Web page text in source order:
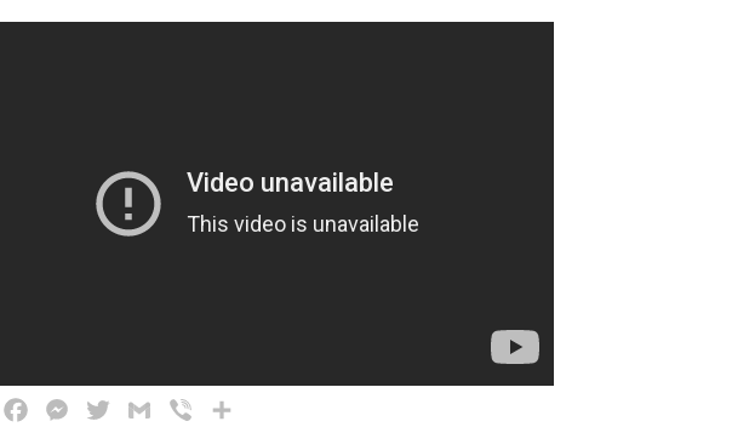
Copy
FacebookMessenger
TwitterGmail Viber